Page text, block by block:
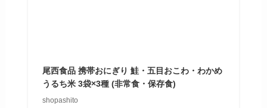
尾西食品 携帯おにぎり 鮭・五目おこわ・わかめ
うるち米 3袋×3種 (非常食・保存食)
shopashito